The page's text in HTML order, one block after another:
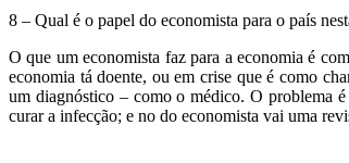
8 – Qual é o papel do economista para o país
O que um economista faz para a economia é
economia tá doente, ou em crise que é como
um diagnóstico – como o médico. O problema
curar a infecção; e no do economista vai uma